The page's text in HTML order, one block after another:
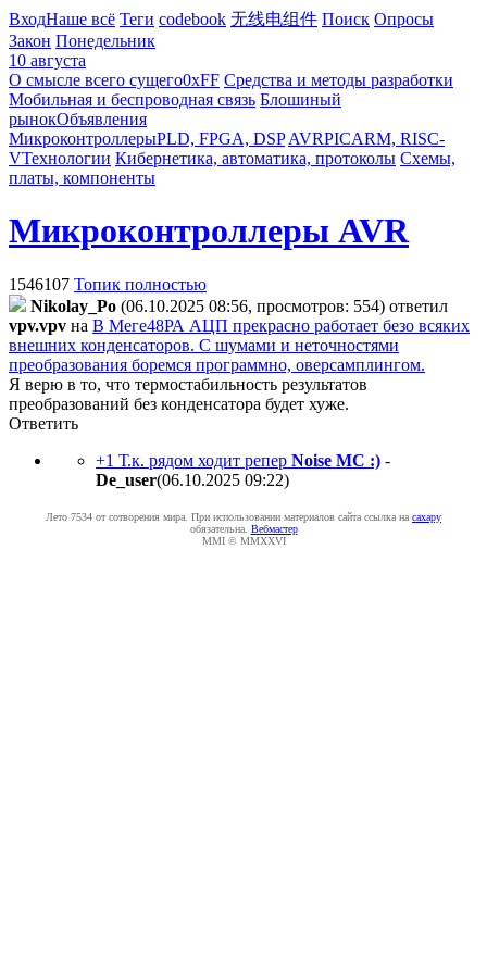
ВходНаше всё Теги codebook 无线电组件 Поиск Опросы
Закон Понедельник
10 августа
О смысле всего сущего0xFF Средства и методы разработки
Мобильная и беспроводная связь Блошиный
рынокОбъявления
МикроконтроллерыPLD, FPGA, DSP AVRPICARM, RISC-
VТехнологии Кибернетика, автоматика, протоколы Схемы,
платы, компоненты
Микроконтроллеры AVR
1546107 Топик полностью
Nikolay_Po (06.10.2025 08:56, просмотров: 554) ответил
vpv.vpv на В Меге48РА АЦП прекрасно работает безо всяких
внешних конденсаторов. С шумами и неточностями
преобразования боремся программно, оверсамплингом.
Я верю в то, что термостабильность результатов
преобразований без конденсатора будет хуже.
Ответить
+1 Т.к. рядом ходит репер Noise MC :) -
De_user(06.10.2025 09:22)
Лето 7534 от сотворения мира. При использовании материалов сайта ссылка на caxapу
обязательна. Вебмастер
MMI © MMXXVI